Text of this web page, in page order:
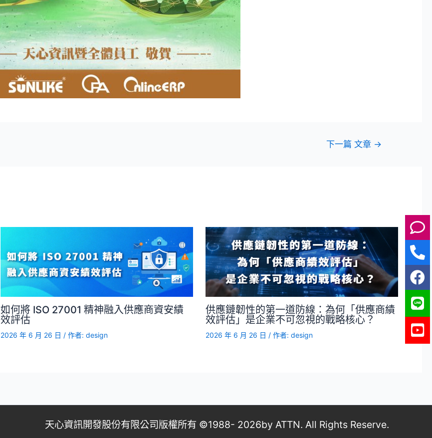
下一篇 文章 →
如何將 ISO 27001 精神融入供應商資安績
效評估
2026 年 6 月 26 日 / 作者: design
供應鏈韌性的第一道防線：為何「供應商績
效評估」是企業不可忽視的戰略核心？
2026 年 6 月 26 日 / 作者: design
天心資訊開發股份有限公司版權所有 ©1988- 2026by ATTN. All Rights Reserve.